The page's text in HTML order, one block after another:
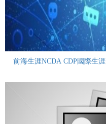
前海生涯NCDA CDP國際生